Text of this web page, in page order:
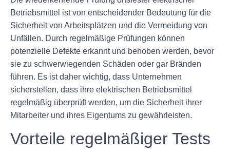
Betriebsmittel ist von entscheidender Bedeutung für die
Sicherheit von Arbeitsplätzen und die Vermeidung von
Unfällen. Durch regelmäßige Prüfungen können
potenzielle Defekte erkannt und behoben werden, bevor
sie zu schwerwiegenden Schäden oder gar Bränden
führen. Es ist daher wichtig, dass Unternehmen
sicherstellen, dass ihre elektrischen Betriebsmittel
regelmäßig überprüft werden, um die Sicherheit ihrer
Mitarbeiter und ihres Eigentums zu gewährleisten.
Vorteile regelmäßiger Tests